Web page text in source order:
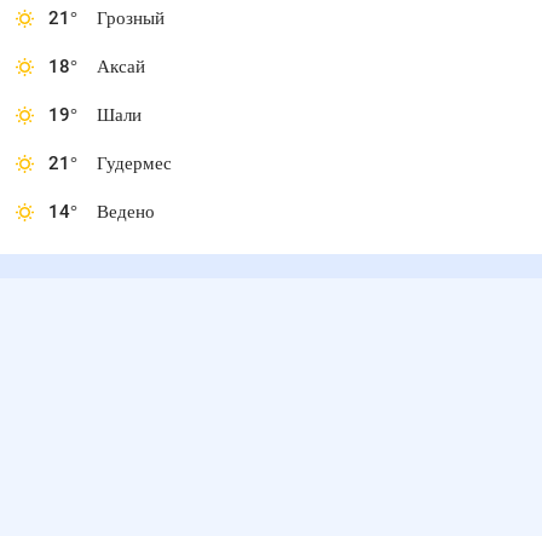
21° Грозный
18° Аксай
19° Шали
21° Гудермес
14° Ведено